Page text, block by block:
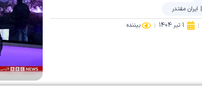
| ایران مقتدر
1 تیر 1404 بیننده